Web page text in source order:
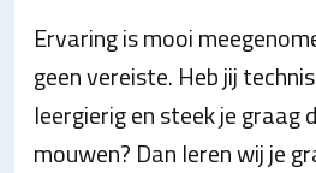
Ervaring is mooi
geen vereiste. Heb jij
leergierig en steek je graag
mouwen? Dan leren wij je